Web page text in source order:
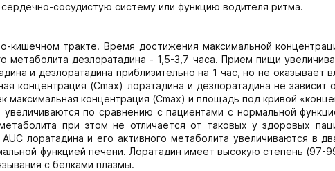
сосудистую систему или функцию водителя ритма.
тракте. Время достижения максимальной
метаболита дезлоратадина - 1,5-3,7 часа. Прием пищи
и дезлоратадина приблизительно на 1 час, но не оказывает
концентрация (Cmax) лоратадина и дезлоратадина не зависит
максимальная концентрация (Cmax) и площадь под кривой
по сравнению с пациентами с нормальной
при этом не отличается от та­ковых у здоровых
лоратадина и его активного метаболита увеличиваются в
функцией печени. Лоратадин имеет высокую сте­пень (97-
с бел­ками плазмы.